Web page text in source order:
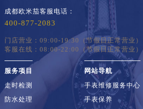
成都欧米茄客服电话：
400-877-2083
门店营业：09:00-19:30（节假日正常营业）
客服在线：08:00-22:00（节假日正常营业）
服务项目
走时检测
防水处理
网站导航
手表维修服务中心
手表保养